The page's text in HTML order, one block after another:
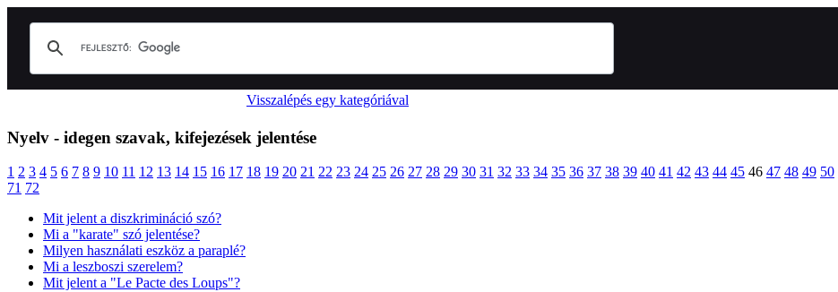
Visszalépés egy kategóriával
Nyelv - idegen szavak, kifejezések jelentése
1 2 3 4 5 6 7 8 9 10 11 12 13 14 15 16 17 18 19 20 21 22 23 24 25 26 27 28 29 30 31 32 33 34 35 36 37 38 39 40 41 42 43 44 45 46 47 48 49 50
71 72
Mit jelent a diszkrimináció szó?
Mi a "karate" szó jelentése?
Milyen használati eszköz a paraplé?
Mi a leszboszi szerelem?
Mit jelent a "Le Pacte des Loups"?